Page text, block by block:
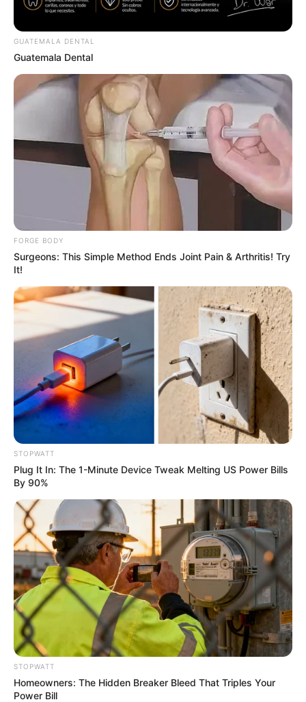
สุขภาพ :
สมบูรณ์แข็งแรงดี ท่านที่เจ็บป่วยจะพบหมอเก่ง
รักษาถูกทาง
ความรัก :พบอุปสรรค บางคู่มีปัญหากันเพราะหนี้สิน บาง
คู่รักมีปัญหาเพราะระยะทาง ต้องระวังความเข้าใจผิด
ชาวราศีตุล (เกิดระหว่างวันที่ 17
ตุลาคม ถึง 15 พฤศจิกายน)
เดือนนี้การงานดำเนินไปตามปกติ ไม่มีอะไร
แปลกใหม่ ไม่แตกต่างจากเดือนที่ผ่านมา บางท่านยังคง
วุ่นวายอยู่กับปัญหาเดิมๆ บางท่านก็วุ่นวายกับเรื่องของ
เอกสาร งานส่วนตัวก็เช่นกันยังดำเนินไปตามปกติ
การเงิน : ค่อนข้างดี อาจได้เงินพิเศษ เดือนนี้รายจ่าย –
สุขภาพ :ระวังคนปองร้าย งดอยู่ในที่มืดและเปลี่ยวคน
เดียว และให้ระวังอุบัติเหตุจากของมีคม
ความรัก :คนโสดเตรียมยิ้ม คนไม่โสดมีโอกาสนอกใจได้
เพราะดวงชะตามีเกณฑ์พบรักใหม่ที่ถูกใจ คู่รักที่มีปัญหา
จะกลับมาคืนดีดั่งเดิม
ชาวราศีพิจิก (เกิดระหว่างวันที่ 16
พฤศจิกายน ถึง 15 ธันวาคม)
การงาน :
ระวังจะแบกรับภาระงานแทนคนอื่น ใคร
ตำแหน่งงานสูงๆ มีเกณฑ์ใช้ความคิดเยอะ หนักใจที่ต้อง
ตัดสินใจบางเรื่อง งานส่วนตัวค่อนข้างนิ่งยังคาดหวังไม่ได้
อาจต้องปรับแผนการตลาดให้ลูกค้าสนใจ
การเงิน :มีเกณฑ์ได้รับเงินมาจากสัญญา ประกัน หรือเงิน
พิเศษบางอย่างเข้ามา บางท่านได้โชคมาจากคนรัก หรือ
การลงทุน
สุขภาพ : แข็งแรงสมบูรณ์ เจ็บป่วยจะอาการดีขึ้น
ความรัก :
มีเกณฑ์พบรักใหม่ซึ่งสามารถพัฒนาไปใน
อนาคต คู่ที่คบหาดูใจกันมานานถึงเวลาตกลงใช้ชีวิตร่วม
กัน หรือได้รับข่าวดีเรื่องท้อง
GUATEMALA DENTAL
Guatemala Dental
FORGE BODY
Surgeons: This Simple Method Ends Joint Pain & Arthritis! Try
It!
STOPWATT
Plug It In: The 1-Minute Device Tweak Melting US Power Bills
By 90%
STOPWATT
Homeowners: The Hidden Breaker Bleed That Triples Your
Power Bill